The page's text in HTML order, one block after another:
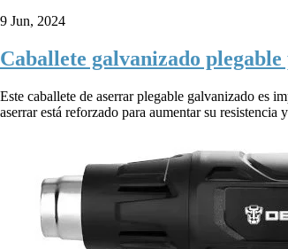
9 Jun, 2024
Caballete galvanizado
Este caballete de aserrar plegable galvanizado es
aserrar está reforzado para aumentar su